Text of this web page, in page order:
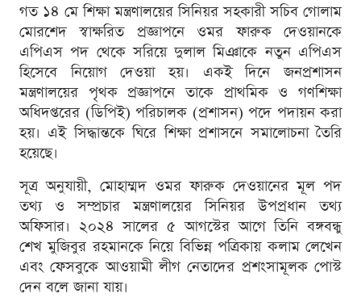
গত ১৪ মে শিক্ষা মন্ত্রণালয়ের সিনিয়র সহকারী সচিব গোলাম
মোরশেদ স্বাক্ষরিত প্রজ্ঞাপনে ওমর ফারুক দেওয়ানকে
এপিএস পদ থেকে সরিয়ে দুলাল মিঞাকে নতুন এপিএস
হিসেবে নিয়োগ দেওয়া হয়। একই দিনে জনপ্রশাসন
মন্ত্রণালয়ের পৃথক প্রজ্ঞাপনে তাকে প্রাথমিক ও গণশিক্ষা
অধিদপ্তরের (ডিপিই) পরিচালক (প্রশাসন) পদে পদায়ন করা
হয়। এই সিদ্ধান্তকে ঘিরে শিক্ষা প্রশাসনে সমালোচনা তৈরি
হয়েছে।
সূত্র অনুযায়ী, মোহাম্মদ ওমর ফারুক দেওয়ানের মূল পদ
তথ্য ও সম্প্রচার মন্ত্রণালয়ের সিনিয়র উপপ্রধান তথ্য
অফিসার। ২০২৪ সালের ৫ আগস্টের আগে তিনি বঙ্গবন্ধু
শেখ মুজিবুর রহমানকে নিয়ে বিভিন্ন পত্রিকায় কলাম লেখেন
এবং ফেসবুকে আওয়ামী লীগ নেতাদের প্রশংসামূলক পোস্ট
দেন বলে জানা যায়।